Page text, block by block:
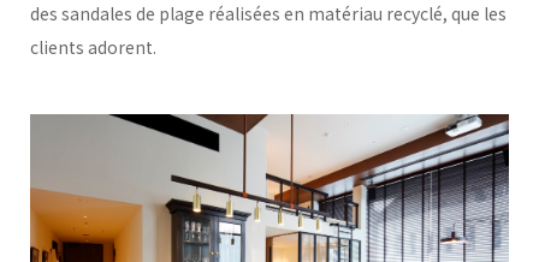
des sandales de plage réalisées en matériau recyclé, que les
clients adorent.